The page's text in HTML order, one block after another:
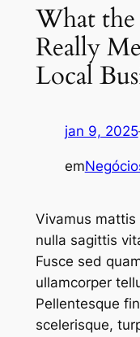
What
Really
Local
jan 9, 2025
em
Vivamus mattis
nulla sagittis
Fusce sed
ullamcorper
Pellentesque
scelerisque,